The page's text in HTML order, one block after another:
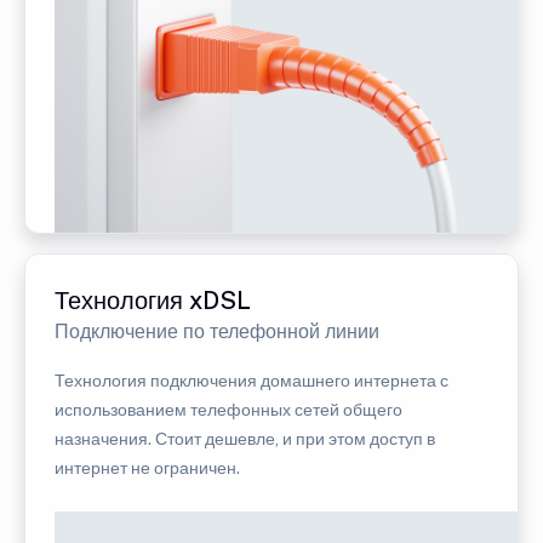
Технология xDSL
Подключение по телефонной линии
Технология подключения домашнего интернета с
использованием телефонных сетей общего
назначения. Стоит дешевле, и при этом доступ в
интернет не ограничен.